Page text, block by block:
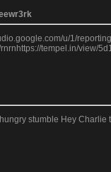
u/1/
tempel.in/view/
stumble Hey Charlie